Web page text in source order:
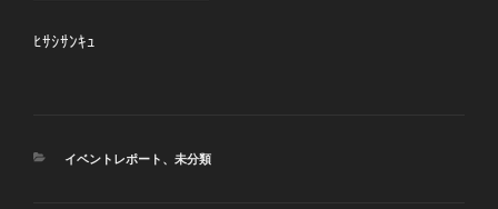
ﾋｻｼｻﾝｷｭ
カ
イベントレポート 、 未分類